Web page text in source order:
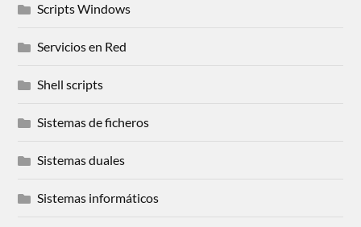
Scripts Windows
Servicios en Red
Shell scripts
Sistemas de ficheros
Sistemas duales
Sistemas informáticos